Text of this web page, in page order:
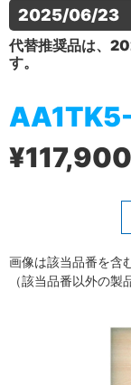
2025/06/23
代替推奨品は、
す。
¥117,900
画像は該当品番を含
（該当品番以外の製